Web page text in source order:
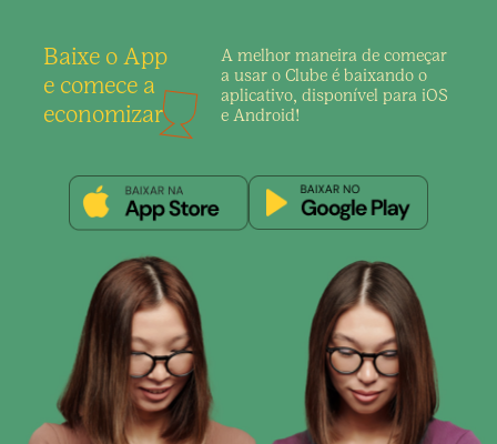
Baixe o App
e comece a
economizar
A melhor maneira de começar
a usar o Clube é baixando o
aplicativo, disponível para iOS
e Android!